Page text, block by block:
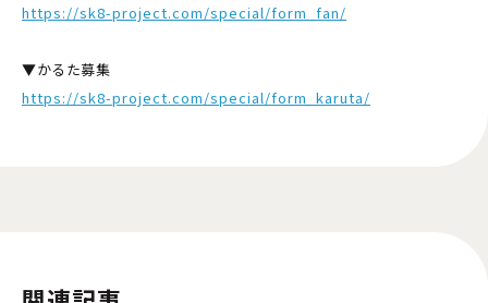
https://sk8-project.com/special/form_fan/
▼かるた募集
https://sk8-project.com/special/form_karuta/